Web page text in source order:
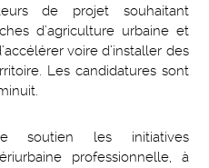
de projet souhaitant
d’agriculture urbaine et
voire d’installer des
Les candidatures sont
soutien les initiatives
professionnelle, à